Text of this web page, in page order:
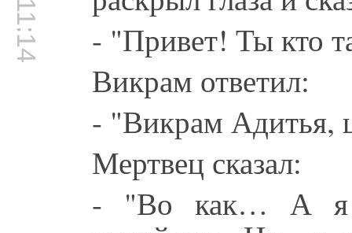
- "Привет! Ты кто
Викрам ответил:
- "Викрам Адитья,
Мертвец сказал:
- "Во как… А я